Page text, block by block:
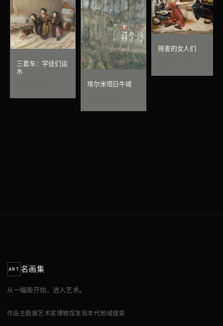
三套车：学徒们运
水
埃尔米塔日牛坡
筛麦的女人们
ART 名画集
从一幅画开始，进入艺术。
作品 主题展艺术家博物馆发现年代地域搜索